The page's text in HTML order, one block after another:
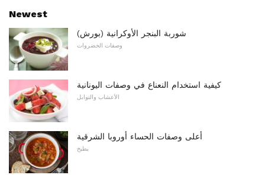
Newest
شوربة البنجر الأوكرانية (بورش)
وصفات الخضروات
كيفية استخدام النعناع في وصفات اليونانية
الأعشاب والتوابل
أعلى وصفات الحساء أوروبا الشرقية
يطبخ